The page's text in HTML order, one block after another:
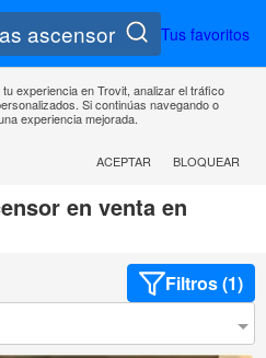
Tus favoritos
experiencia en Trovit, analizar el tráfico
Si continúas navegando o
experiencia mejorada.
ACEPTAR
BLOQUEAR
en venta en
Filtros (1)